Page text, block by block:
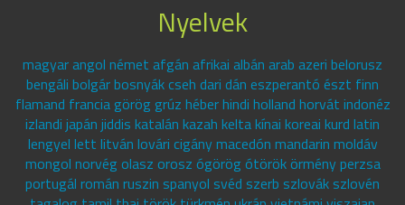
Nyelvek
magyar angol német afgán afrikai albán arab azeri belorusz
bengáli bolgár bosnyák cseh dari dán eszperantó észt finn
flamand francia görög grúz héber hindi holland horvát indonéz
izlandi japán jiddis katalán kazah kelta kínai koreai kurd latin
lengyel lett litván lovári cigány macedón mandarin moldáv
mongol norvég olasz orosz ógörög ótörök örmény perzsa
portugál román ruszin spanyol svéd szerb szlovák szlovén